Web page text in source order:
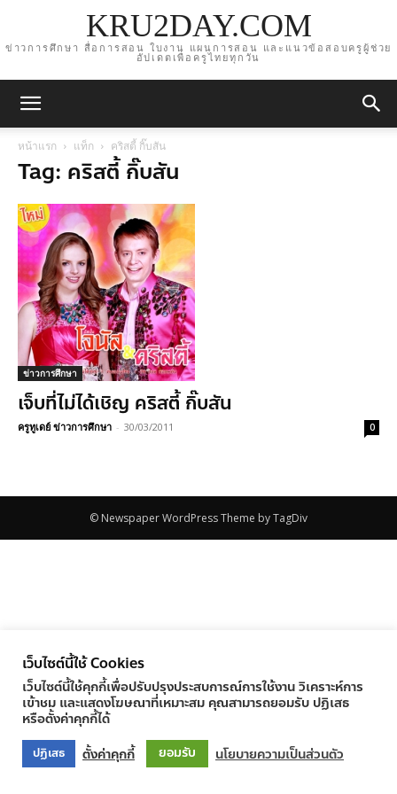
KRU2DAY.COM
ข่าวการศึกษา สื่อการสอน ใบงาน แผนการสอน และแนวข้อสอบครูผู้ช่วย
อัปเดตเพื่อครูไทยทุกวัน
หน้าแรก แท็ก คริสตี้ กิ๊บสัน
Tag: คริสตี้ กิ๊บสัน
ข่าวการศึกษา
เจ็บที่ไม่ได้เชิญ คริสตี้ กิ๊บสัน
ครูทูเดย์ ข่าวการศึกษา - 30/03/2011 0
© Newspaper WordPress Theme by TagDiv
เว็บไซต์นี้ใช้ Cookies
เว็บไซต์นี้ใช้คุกกี้เพื่อปรับปรุงประสบการณ์การใช้งาน วิเคราะห์การ
เข้าชม และแสดงโฆษณาที่เหมาะสม คุณสามารถยอมรับ ปฏิเสธ
หรือตั้งค่าคุกกี้ได้
ปฏิเสธ ตั้งค่าคุกกี้ ยอมรับ นโยบายความเป็นส่วนตัว